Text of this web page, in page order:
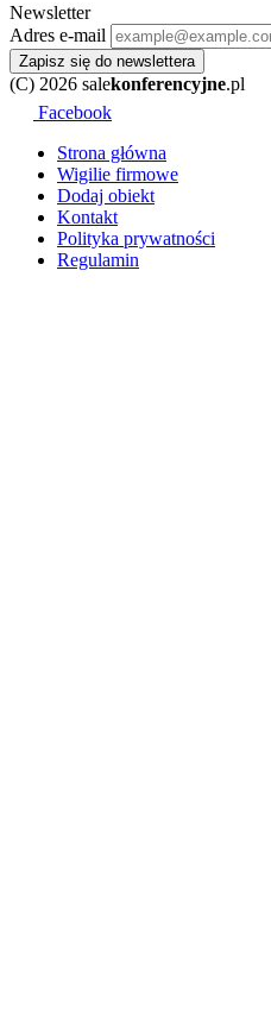
Newsletter
Adres e-mail
Zapisz się do newslettera
(C) 2026 salekonferencyjne.pl
Facebook
Strona główna
Wigilie firmowe
Dodaj obiekt
Kontakt
Polityka prywatności
Regulamin